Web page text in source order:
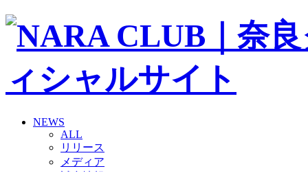
NEWS
ALL
リリース
メディア